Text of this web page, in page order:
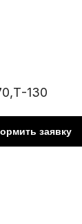
130
заявку